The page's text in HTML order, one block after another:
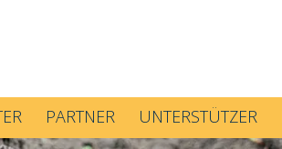
PARTNER UNTERSTÜTZER